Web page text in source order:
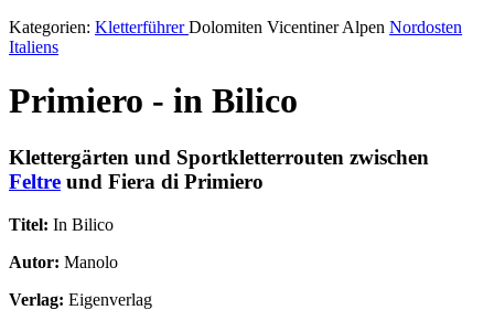
Kategorien: KletterführerDolomiten Vicentiner Alpen Nordosten
Italiens
Primiero - in Bilico
Klettergärten und Sportkletterrouten zwischen
Feltre und Fiera di Primiero
Titel: In Bilico
Autor: Manolo
Verlag: Eigenverlag